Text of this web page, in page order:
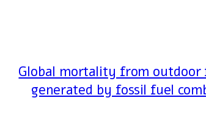
Global mortality from
generated by fossil fuel